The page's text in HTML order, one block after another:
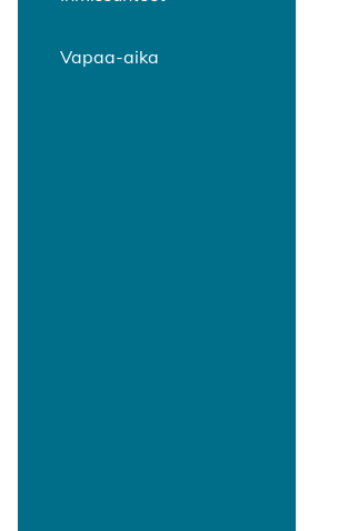
Vapaa-aika